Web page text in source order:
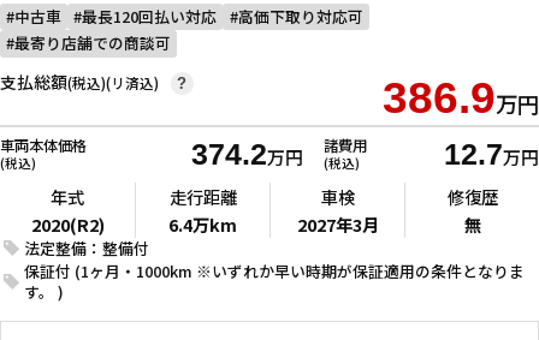
中古車 最長120回払い対応
高価下取り対応可
最寄り店舗での商談可
支払総額(税込)(リ済込) 386.9万円
?
車両本体価格
(税込) 374.2万円 諸費用
(税込) 12.7万円
法定整備：整備付
保証付 (1ヶ月・1000km ※いずれか早い時期が保証適用の条件となりま
す。 )
年式
2020(R2)
走行距離
6.4万km
車検
2027年3月
修復歴
無